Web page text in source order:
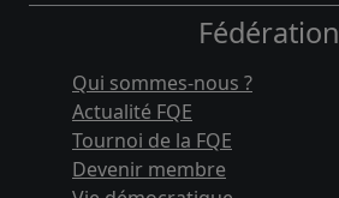
Fédération
Qui sommes-nous ?
Actualité FQE
Tournoi de la FQE
Devenir membre